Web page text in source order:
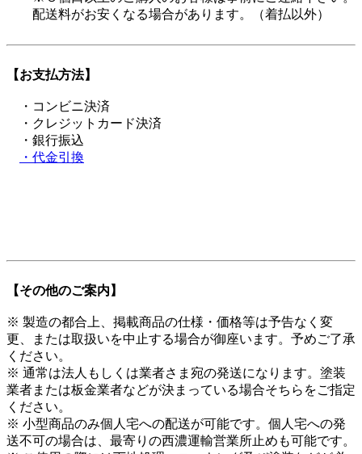
配送料がお安くなる場合があります。（着払以外）
【お支払方法】
・コンビニ決済
・クレジットカード決済
・銀行振込
・代金引換
【その他のご案内】
※ 製造の都合上、掲載商品の仕様・価格等は予告なく変
更、または取扱いを中止する場合が御座います。予めご了承
ください。
※ 通常は法人もしくは業者さま宛の発送になります。塗装
業者または板金業者などが決まっている場合そちらをご指定
ください。
※ 小型商品のみ個人宅への配送が可能です。個人宅への発
送不可の場合は、最寄りの西濃運輸営業所止めも可能です。